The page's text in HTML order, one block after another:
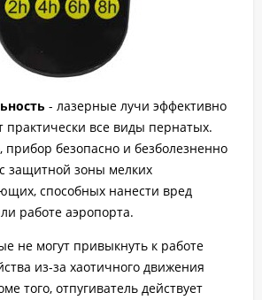
- лазерные лучи эффективно
практически все виды пернатых.
прибор безопасно и безболезненно
защитной зоны мелких
способных нанести вред
работе аэропорта.
не могут привыкнуть к работе
из-за хаотичного движения
того, отпугиватель действует